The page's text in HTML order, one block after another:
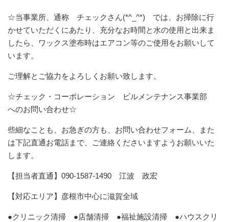
☆当事業所、通称 チェックさん(*^_^*) では、お掃除に行
かせていただくにあたり、充分なお時間と水の使用と出来ま
したら、ワックス塗布時はエアコン等のご使用をお願いして
います。
ご理解とご協力をよろしくお願い致します。
☆チェック・コーポレーション ビルメンテナンス事業部
へのお問い合わせ☆
些細なことも、お急ぎの方も、お問い合わせフォーム、また
は下記直通お電話まで、ご連絡くださいますようお願いいた
します。
【担当者直通】090-1587-1490 江波 政宏
【対応エリア】彦根市中心に滋賀全域
●クリニック清掃 ●店舗清掃 ●福祉施設清掃 ●ハウスクリ